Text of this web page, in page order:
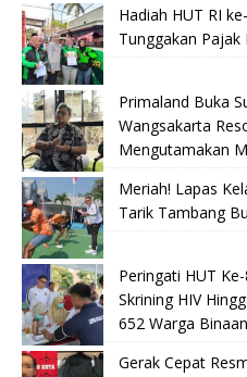
Hadiah HUT RI
Tunggakan Pajak
Primaland Buka
Wangsakarta
Mengutamakan
Meriah! Lapas
Tarik Tambang
Peringati HUT
Skrining HIV
652 Warga Binaan
Gerak Cepat